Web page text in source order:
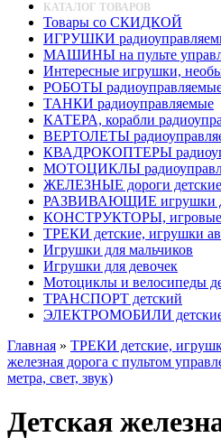
КАТАЛОГ ТОВАРОВ
Товары со СКИДКОЙ
ИГРУШКИ
МАШИНЫ на пульте
Интересные игрушки,
РОБОТЫ
ТАНКИ радиоуправляемые
КАТЕРА, корабли
ВЕРТОЛЕТЫ
КВАДРОКОПТЕРЫ
МОТОЦИКЛЫ
ЖЕЛЕЗНЫЕ дороги детские
РАЗВИВАЮЩИЕ игрушки
КОНСТРУКТОРЫ, игровые
ТРЕКИ детские, игрушки
Игрушки для мальчиков
Игрушки для девочек
Мотоциклы и велосипеды
ТРАНСПОРТ детский
ЭЛЕКТРОМОБИЛИ
Главная » ТРЕКИ детские,
железная дорога с пультом
метра, свет, звук)
Детская